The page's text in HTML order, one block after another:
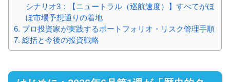
シナリオ3：【ニュートラル（巡航速度）】すべてがほ
ぼ市場予想通りの着地
6. プロ投資家が実践するポートフォリオ・リスク管理手順
7. 総括と今後の投資戦略